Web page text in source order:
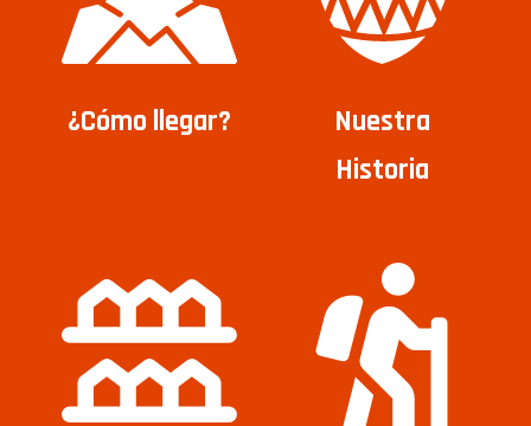
¿Cómo llegar?
Nuestra
Historia